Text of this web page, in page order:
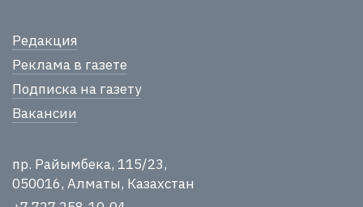
Редакция
Реклама в газете
Подписка на газету
Вакансии
пр. Райымбека, 115/23,
050016, Алматы, Казахстан